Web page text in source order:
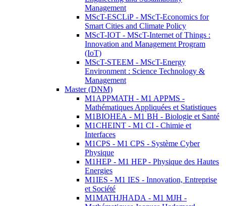
Management
MScT-ESCLiP - MScT-Economics for
Smart Cities and Climate Policy
MScT-IOT - MScT-Internet of Things :
Innovation and Management Program
(IoT)
MScT-STEEM - MScT-Energy
Environment : Science Technology &
Management
Master (DNM)
M1APPMATH - M1 APPMS -
Mathématiques Appliquées et Statistiques
M1BIOHEA - M1 BH - Biologie et Santé
M1CHEINT - M1 CI - Chimie et
Interfaces
M1CPS - M1 CPS - Système Cyber
Physique
M1HEP - M1 HEP - Physique des Hautes
Energies
M1IES - M1 IES - Innovation, Entreprise
et Société
M1MATHJHADA - M1 MJH -